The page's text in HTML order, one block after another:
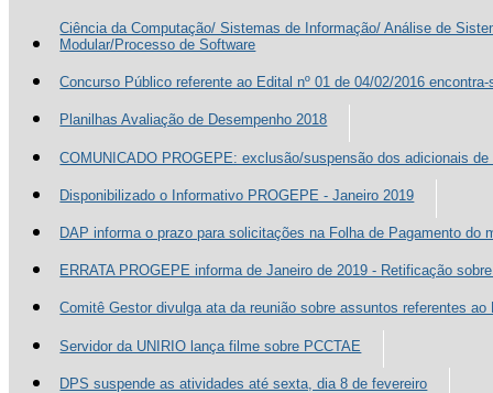
Ciência da Computação/ Sistemas de Informação/ Análise de
Modular/Processo de Software
Concurso Público referente ao Edital nº 01 de 04/02/2016
Planilhas Avaliação de Desempenho 2018
COMUNICADO PROGEPE: exclusão/suspensão dos adicionais de
Disponibilizado o Informativo PROGEPE - Janeiro 2019
DAP informa o prazo para solicitações na Folha de Pagamento do
ERRATA PROGEPE informa de Janeiro de 2019 - Retificação
Comitê Gestor divulga ata da reunião sobre assuntos referentes ao
Servidor da UNIRIO lança filme sobre PCCTAE
DPS suspende as atividades até sexta, dia 8 de fevereiro